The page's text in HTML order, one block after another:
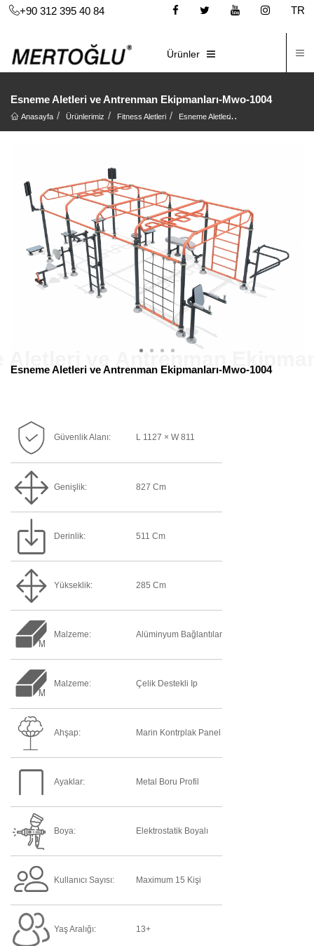
+90 312 395 40 84
TR
Ürünler
Esneme Aletleri ve Antrenman Ekipmanları-Mwo-1004
Anasayfa Ürünlerimiz Fitness Aletleri Esneme Aletleri
Esneme Aletleri ve Antrenman Ekipmanları-Mwo-1004
Güvenlik Alanı: L 1127 × W 811
Genişlik: 827 Cm
Derinlik: 511 Cm
Yükseklik: 285 Cm
Malzeme: Alüminyum Bağlantılar
Malzeme: Çelik Destekli Ip
Ahşap: Marin Kontrplak Panel
Ayaklar: Metal Boru Profil
Boya: Elektrostatik Boyalı
Kullanıcı Sayısı: Maximum 15 Kişi
Yaş Aralığı: 13+